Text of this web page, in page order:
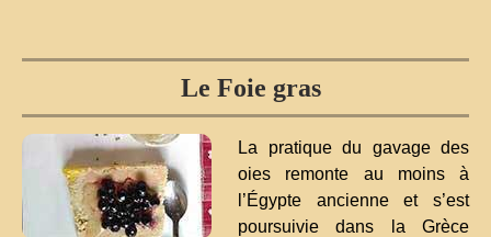
Le Foie gras
La pratique du gavage des
oies remonte au moins à
l’Égypte ancienne et s’est
poursuivie dans la Grèce